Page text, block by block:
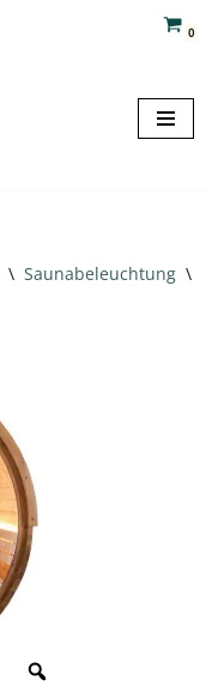
0
\ Saunabeleuchtung \